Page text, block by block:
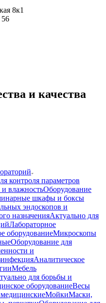
8к1
56
и качества
контроля параметров
и влажностьОборудование
шкафы и боксы
эндоскопов и
назначенияАктуально для
Лабораторное
оборудованиеМикроскопы
Оборудование для
и
Аналитическое
Мебель
для борьбы и
оборудованиеВесы
МойкиМаски,